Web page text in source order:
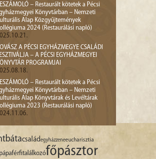
– Restaurált kötetek a Pécsi
Könyvtárban – Nemzeti
Alap Közgyűjtemények
2024 (Restaurálási napló)
A PÉCSI EGYHÁZMEGYE CSALÁDI
– A PÉCSI EGYHÁZMEGYEI
PROGRAMJAI
– Restaurált kötetek a Pécsi
Könyvtárban – Nemzeti
Alap Könyvtárak és Levéltárak
2023 (Restaurálási napló)
bátacsaládegyházzeneeucharisztia
férfitalálkozófőpásztor